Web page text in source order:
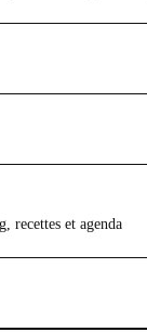
recettes et agenda